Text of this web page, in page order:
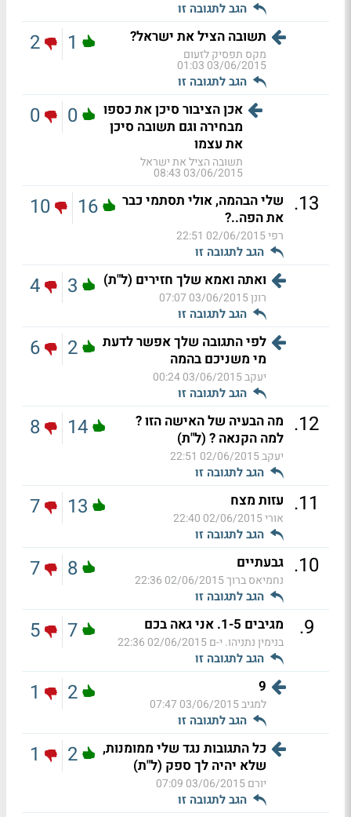
הגב לתגובה זו
תשובה הציל את ישראל?
מקס תפסיק לזעום
03/06/2015 01:03
הגב לתגובה זו
1
2
אכן הציבור סיכן את כספו
מבחירה וגם תשובה סיכן
את עצמו
תשובה הציל את ישראל
03/06/2015 08:43
0
0
13
. שלי הבהמה, אולי תסתמי כבר
את הפה..?
רפי02/06/2015 22:51
הגב לתגובה זו
16
10
ואתה ואמא שלך חזירים (ל"ת)
רונן03/06/2015 07:07
הגב לתגובה זו
3
4
לפי התגובה שלך אפשר לדעת
מי משניכם בהמה
יעקב03/06/2015 00:24
הגב לתגובה זו
2
6
12
. מה הבעיה של האישה הזו ?
למה הקנאה ? (ל"ת)
יעקב02/06/2015 22:51
הגב לתגובה זו
14
8
11
. עזות מצח
אורי02/06/2015 22:40
הגב לתגובה זו
13
7
10
. גבעתיים
נחמיאס ברוך02/06/2015 22:36
הגב לתגובה זו
8
7
9
. מגיבים 1-5. אני גאה בכם
בנימין נתניהו. י-ם02/06/2015 22:36
הגב לתגובה זו
7
5
9
למגיב03/06/2015 07:47
הגב לתגובה זו
2
1
כל התגובות נגד שלי ממומנות,
שלא יהיה לך ספק (ל"ת)
יורם03/06/2015 07:09
הגב לתגובה זו
2
1